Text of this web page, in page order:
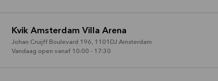
Kvik Amsterdam Villa Arena
Johan Cruijff Boulevard 196, 1101DJ Amsterdam
Vandaag open vanaf 10:00 - 17:30